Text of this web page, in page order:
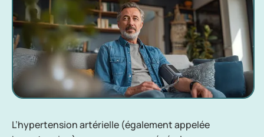
L’hypertension artérielle (également appelée